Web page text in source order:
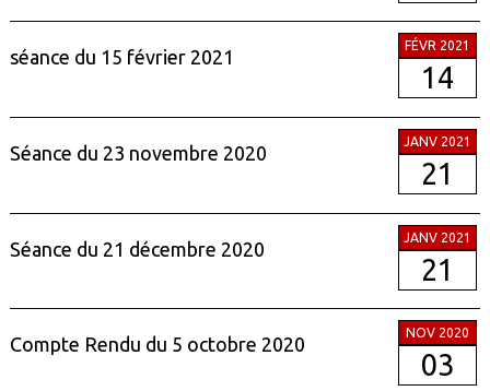
séance du 15 février 2021
FÉVR 2021
14
Séance du 23 novembre 2020
JANV 2021
21
Séance du 21 décembre 2020
JANV 2021
21
Compte Rendu du 5 octobre 2020
NOV 2020
03